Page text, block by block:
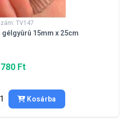
TV147
15mm x 25cm
Ft
Kosárba